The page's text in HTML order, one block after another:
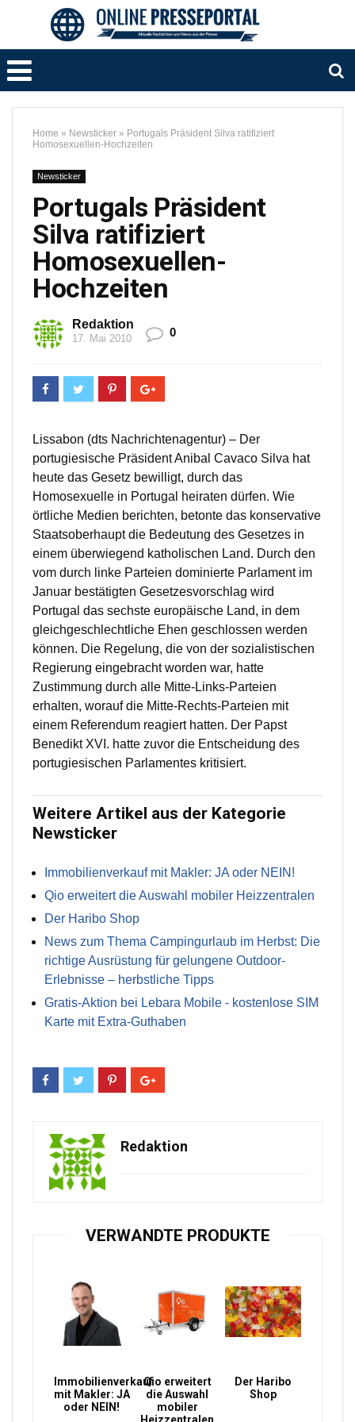
Home » Newsticker » Portugals Präsident Silva ratifiziert
Homosexuellen-Hochzeiten
Newsticker
Portugals Präsident
Silva ratifiziert
Homosexuellen-
Hochzeiten
Redaktion
17. Mai 2010 0
Lissabon (dts Nachrichtenagentur) – Der
portugiesische Präsident Anibal Cavaco Silva hat
heute das Gesetz bewilligt, durch das
Homosexuelle in Portugal heiraten dürfen. Wie
örtliche Medien berichten, betonte das konservative
Staatsoberhaupt die Bedeutung des Gesetzes in
einem überwiegend katholischen Land. Durch den
vom durch linke Parteien dominierte Parlament im
Januar bestätigten Gesetzesvorschlag wird
Portugal das sechste europäische Land, in dem
gleichgeschlechtliche Ehen geschlossen werden
können. Die Regelung, die von der sozialistischen
Regierung eingebracht worden war, hatte
Zustimmung durch alle Mitte-Links-Parteien
erhalten, worauf die Mitte-Rechts-Parteien mit
einem Referendum reagiert hatten. Der Papst
Benedikt XVI. hatte zuvor die Entscheidung des
portugiesischen Parlamentes kritisiert.
Weitere Artikel aus der Kategorie
Newsticker
Immobilienverkauf mit Makler: JA oder NEIN!
Qio erweitert die Auswahl mobiler Heizzentralen
Der Haribo Shop
News zum Thema Campingurlaub im Herbst: Die
richtige Ausrüstung für gelungene Outdoor-
Erlebnisse – herbstliche Tipps
Gratis-Aktion bei Lebara Mobile - kostenlose SIM
Karte mit Extra-Guthaben
Redaktion
VERWANDTE PRODUKTE
Immobilienverkauf
mit Makler: JA
oder NEIN!
Qio erweitert
die Auswahl
mobiler
Der Haribo
Shop